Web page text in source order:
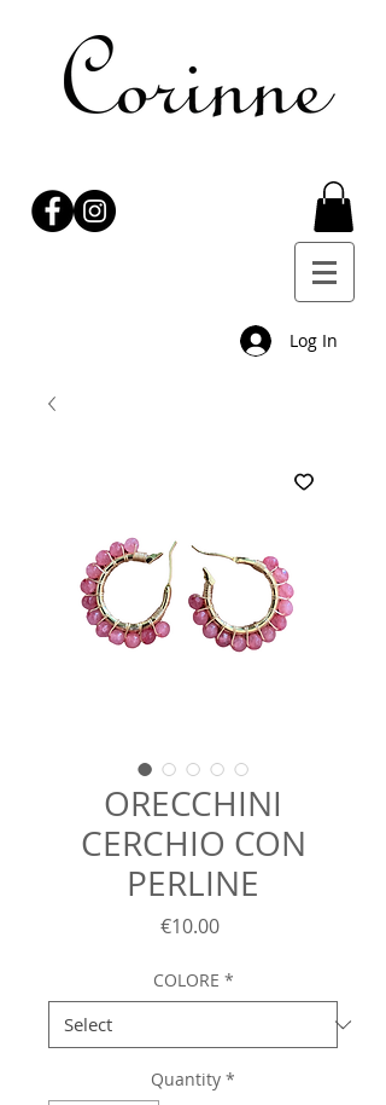
Log In
ORECCHINI
CERCHIO CON
PERLINE
€10.00Price
COLORE *
Quantity *